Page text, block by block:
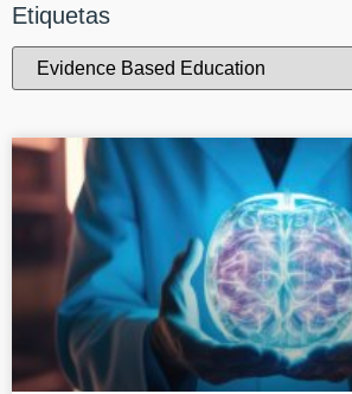
Etiquetas